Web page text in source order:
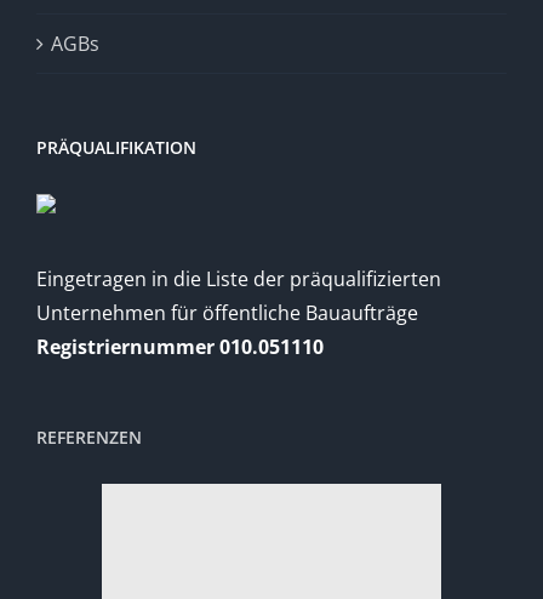
AGBs
PRÄQUALIFIKATION
Eingetragen in die Liste der präqualifizierten
Unternehmen für öffentliche Bauaufträge
Registriernummer 010.051110
REFERENZEN